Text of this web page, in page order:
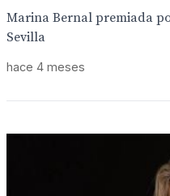
Marina Bernal premiada
Sevilla
hace 4 meses